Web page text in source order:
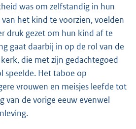
was om zelfstandig in hun
het kind te voorzien, voelden
druk gezet om hun kind af te
gaat daarbij in op de rol van de
die met zijn gedachtegoed
speelde. Het taboe op
vrouwen en meisjes leefde tot
van de vorige eeuw evenwel